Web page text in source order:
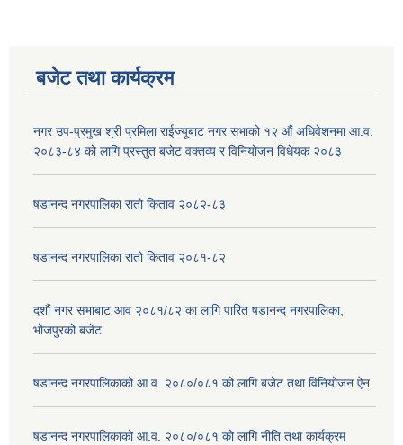
बजेट तथा कार्यक्रम
नगर उप-प्रमुख श्री प्रमिला राईज्यूबाट नगर सभाको १२ ‍औं अधिवेशनमा आ.व.
२०८३-८४ को लागि प्रस्तुत बजेट वक्तव्य र विनियोजन विधेयक २०८३
षडानन्द नगरपालिका रातो किताव २०८२-८३
षडानन्द नगरपालिका रातो किताव २०८१-८२
दशौं नगर सभाबाट आव २०८१/८२ का लागि पारित षडानन्द नगरपालिका,
भोजपुरको बजेट
षडानन्द नगरपालिकाको आ.व. २०८०/०८१ को लागि बजेट तथा विनियोजन ऐन
षडानन्द नगरपालिकाको आ.व. २०८०/०८१ को लागि नीति तथा कार्यक्रम